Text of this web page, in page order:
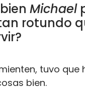
Michael
rotundo
tuvo que
bien.